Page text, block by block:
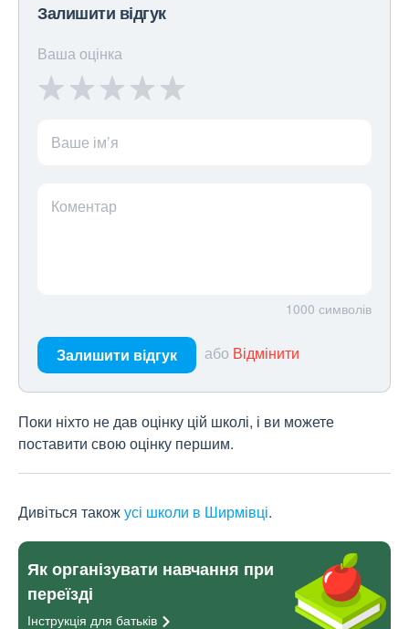
Залишити відгук
Ваша оцінка
Ваше ім’я
Коментар
1000 символів
Залишити відгук або Відмінити
Поки ніхто не дав оцінку цій школі, і ви можете
поставити свою оцінку першим.
Дивіться такожусі школи в Ширмівці.
Як організувати навчання при
переїзді
Інструкція для батьків